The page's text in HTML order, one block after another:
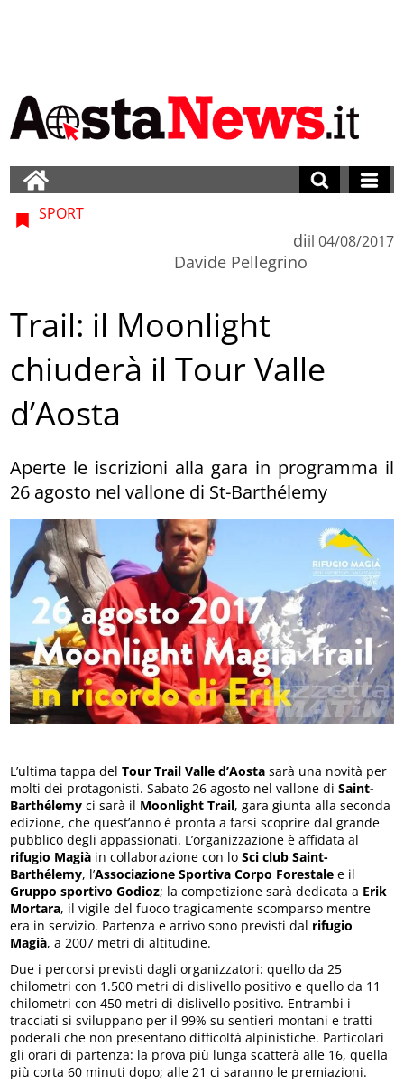
SPORT
di
Davide Pellegrino
il 04/08/2017
Trail: il Moonlight
chiuderà il Tour Valle
d’Aosta
Aperte le iscrizioni alla gara in programma il
26 agosto nel vallone di St-Barthélemy
L’ultima tappa delTour Trail Valle d’Aosta sarà una novità per
molti dei protagonisti. Sabato 26 agosto nel vallone diSaint-
Barthélemy ci sarà il Moonlight Trail, gara giunta alla seconda
edizione, che quest’anno è pronta a farsi scoprire dal grande
pubblico degli appassionati. L’organizzazione è affidata al
rifugio Magià in collaborazione con loSci club Saint-
Barthélemy, l’Associazione Sportiva Corpo Forestale e il
Gruppo sportivo Godioz; la competizione sarà dedicata a Erik
Mortara, il vigile del fuoco tragicamente scomparso mentre
era in servizio. Partenza e arrivo sono previsti dal rifugio
Magià, a 2007 metri di altitudine.
Due i percorsi previsti dagli organizzatori: quello da 25
chilometri con 1.500 metri di dislivello positivo e quello da 11
chilometri con 450 metri di dislivello positivo. Entrambi i
tracciati si sviluppano per il 99% su sentieri montani e tratti
poderali che non presentano difficoltà alpinistiche. Particolari
gli orari di partenza: la prova più lunga scatterà alle 16, quella
più corta 60 minuti dopo; alle 21 ci saranno le premiazioni.